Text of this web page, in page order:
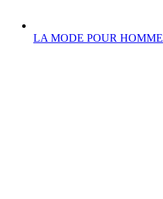
LA MODE POUR HOMME